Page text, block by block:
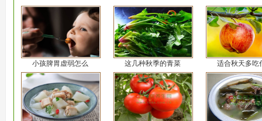
小孩脾胃虚弱怎么 这几种秋季的青菜 适合秋天多吃